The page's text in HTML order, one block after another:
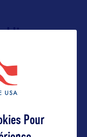
Pour